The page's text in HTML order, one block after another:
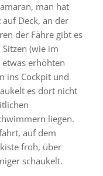
man hat
Deck, an der
der Fähre gibt es
(wie im
erhöhten
ins Cockpit und
es dort nicht
liegen.
auf dem
froh, über
schaukelt.